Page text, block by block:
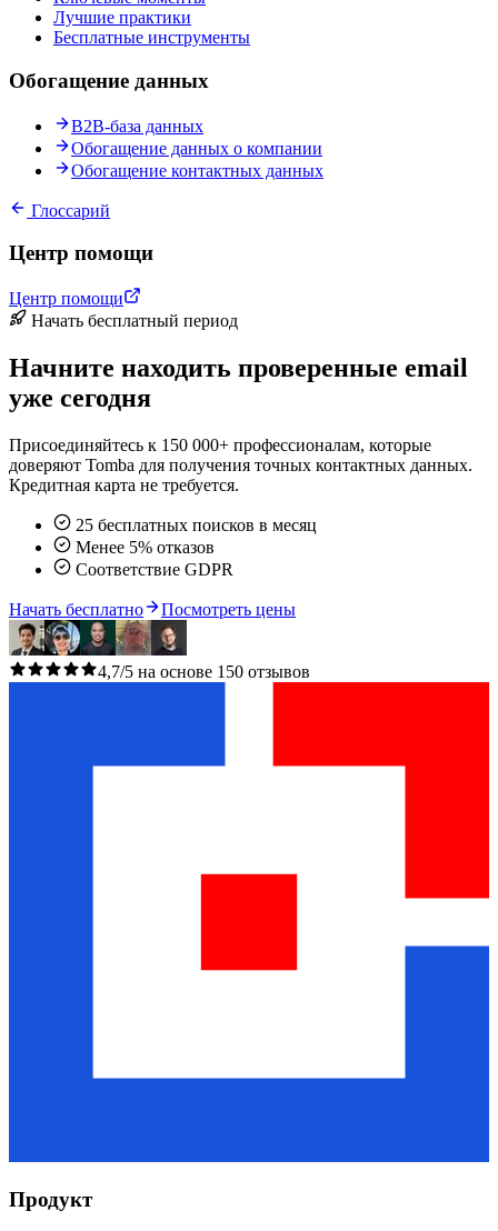
Лучшие практики
Бесплатные инструменты
Обогащение данных
B2B-база данных
Обогащение данных о компании
Обогащение контактных данных
Глоссарий
Центр помощи
Центр помощи
Начать бесплатный период
Начните находить проверенные email
уже сегодня
Присоединяйтесь к 150 000+ профессионалам, которые
доверяют Tomba для получения точных контактных данных.
Кредитная карта не требуется.
25 бесплатных поисков в месяц
Менее 5% отказов
Соответствие GDPR
Начать бесплатно Посмотреть цены
4,7/5 на основе 150 отзывов
Продукт